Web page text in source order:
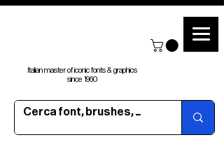
Italian master of iconic fonts & graphics
since 1960